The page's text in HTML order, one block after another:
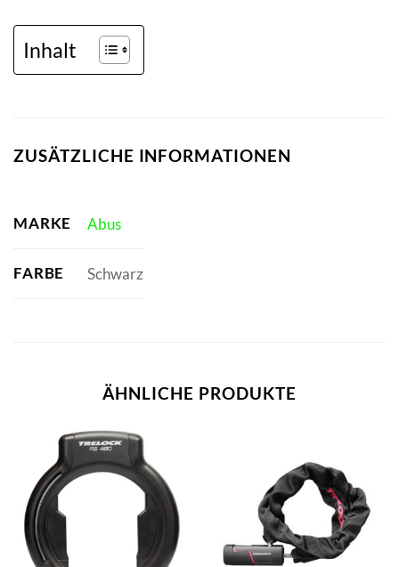
Inhalt
ZUSÄTZLICHE INFORMATIONEN
MARKE Abus
FARBE Schwarz
ÄHNLICHE PRODUKTE